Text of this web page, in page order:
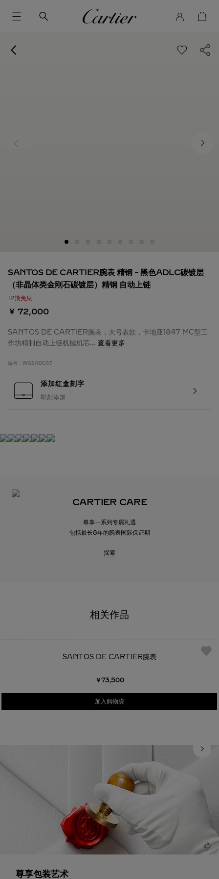
SANTOS DE CARTIER腕表 精钢 - 黑色ADLC碳镀层
（非晶体类金刚石碳镀层）精钢 自动上链
12期免息
￥ 72,000
SANTOS DE CARTIER腕表，大号表款，卡地亚1847 MC型工
作坊精制自动上链机械机芯... 查看更多
编号： WSSA0037
添加红盒刻字
即刻添加
CARTIER CARE
尊享一系列专属礼遇
包括最长8年的腕表国际保证期
探索
相关作品
SANTOS DE CARTIER腕表
￥73,500
加入购物袋
尊享包装艺术